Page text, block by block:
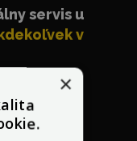
servis u
v
×